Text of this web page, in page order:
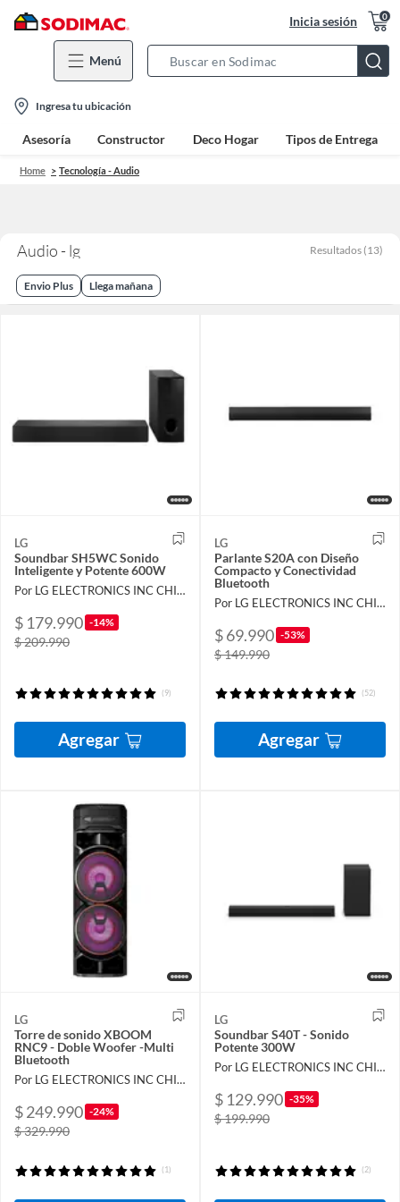
Inicia sesión 0
Menú
Bar
location-
icon
Ingresa tu ubicación
Asesoría Constructor Deco Hogar Tipos de Entrega
Home Tecnología - Audio
Audio - lg Resultados (13)
Envio Plus Llega mañana
LG
Soundbar SH5WC Sonido
Inteligente y Potente 600W
Por LG ELECTRONICS INC CHILE LIMITADA
$ 179.990 -14%
$ 209.990
(9)
Agregar
LG
Parlante S20A con Diseño
Compacto y Conectividad
Bluetooth
Por LG ELECTRONICS INC CHILE LIMITADA
$ 69.990 -53%
$ 149.990
(52)
Agregar
LG
Torre de sonido XBOOM
RNC9 - Doble Woofer -Multi
Bluetooth
Por LG ELECTRONICS INC CHILE LIMITADA
$ 249.990 -24%
$ 329.990
(1)
LG
Soundbar S40T - Sonido
Potente 300W
Por LG ELECTRONICS INC CHILE LIMITADA
$ 129.990 -35%
$ 199.990
(2)